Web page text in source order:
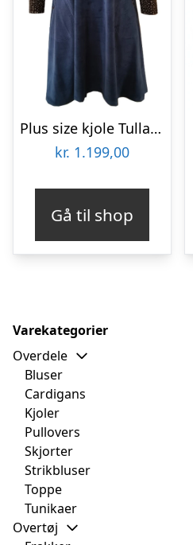
Plus size kjole Tulla Dark Denim Velvet
kr. 1.199,00
Gå til shop
Varekategorier
Overdele
Bluser
Cardigans
Kjoler
Pullovers
Skjorter
Strikbluser
Toppe
Tunikaer
Overtøj